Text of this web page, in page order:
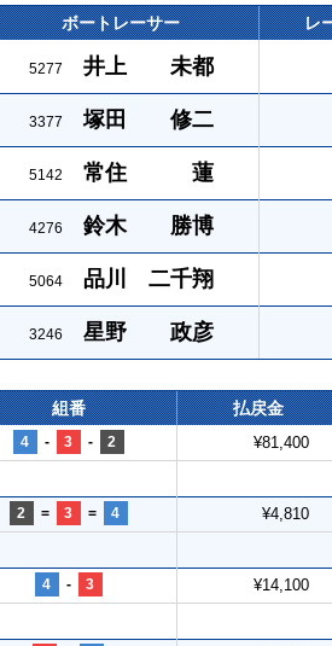
ボートレーサー レ
5277 井上 未都
3377 塚田 修二
5142 常住 蓮
4276 鈴木 勝博
5064 品川 二千翔
3246 星野 政彦
組番 払戻金
4 - 3 - 2 ¥81,400
2 = 3 = 4 ¥4,810
4 - 3 ¥14,100